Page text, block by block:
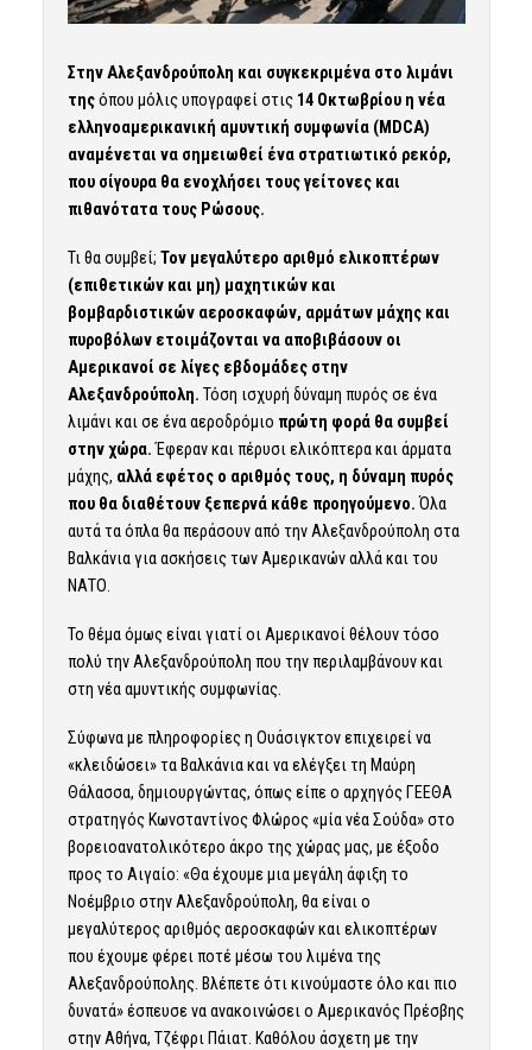
Στην Αλεξανδρούπολη και συγκεκριμένα στο λιμάνι
τηςόπου μόλις υπογραφεί στις 14 Οκτωβρίου η νέα
ελληνοαμερικανική αμυντική συμφωνία (MDCA)
αναμένεται να σημειωθεί ένα στρατιωτικό ρεκόρ,
που σίγουρα θα ενοχλήσει τους γείτονες και
πιθανότατα τους Ρώσους.
Τι θα συμβεί; Τον μεγαλύτερο αριθμό ελικοπτέρων
(επιθετικών και μη) μαχητικών και
βομβαρδιστικών αεροσκαφών, αρμάτων μάχης και
πυροβόλων ετοιμάζονται να αποβιβάσουν οι
Αμερικανοί σε λίγες εβδομάδες στην
Αλεξανδρούπολη. Τόση ισχυρή δύναμη πυρός σε ένα
λιμάνι και σε ένα αεροδρόμιο πρώτη φορά θα συμβεί
στην χώρα.Έφεραν και πέρυσι ελικόπτερα και άρματα
μάχης, αλλά εφέτος ο αριθμός τους, η δύναμη πυρός
που θα διαθέτουν ξεπερνά κάθε προηγούμενο.Όλα
αυτά τα όπλα θα περάσουν από την Αλεξανδρούπολη στα
Βαλκάνια για ασκήσεις των Αμερικανών αλλά και του
ΝΑΤΟ.
Το θέμα όμως είναι γιατί οι Αμερικανοί θέλουν τόσο
πολύ την Αλεξανδρούπολη που την περιλαμβάνουν και
στη νέα αμυντικής συμφωνίας.
Σύφωνα με πληροφορίες η Ουάσιγκτον επιχειρεί να
«κλειδώσει» τα Βαλκάνια και να ελέγξει τη Μαύρη
Θάλασσα, δημιουργώντας, όπως είπε ο αρχηγός ΓΕΕΘΑ
στρατηγός Κωνσταντίνος Φλώρος «μία νέα Σούδα» στο
βορειοανατολικότερο άκρο της χώρας μας, με έξοδο
προς το Αιγαίο: «Θα έχουμε μια μεγάλη άφιξη το
Νοέμβριο στην Αλεξανδρούπολη, θα είναι ο
μεγαλύτερος αριθμός αεροσκαφών και ελικοπτέρων
που έχουμε φέρει ποτέ μέσω του λιμένα της
Αλεξανδρούπολης. Βλέπετε ότι κινούμαστε όλο και πιο
δυνατά» έσπευσε να ανακοινώσει ο Αμερικανός Πρέσβης
στην Αθήνα, Τζέφρι Πάιατ. Καθόλου άσχετη με την